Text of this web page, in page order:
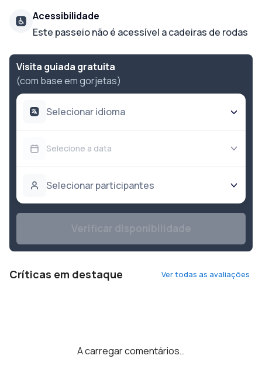
Acessibilidade
Este passeio não é acessível a cadeiras de rodas
Visita guiada gratuita
(com base em gorjetas)
Selecionar idioma
Selecione a data
Selecionar participantes
Críticas em destaque Ver todas as avaliações
A carregar comentários…